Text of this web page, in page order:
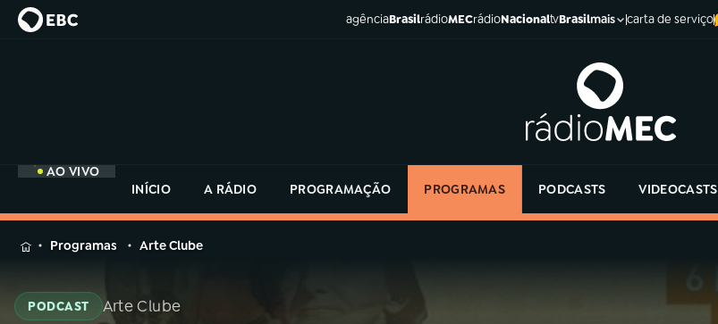
agênciaBrasilrádioMECrádioNacionaltvBrasilmais carta de serviço
AO VIVO
INÍCIO
A RÁDIO PROGRAMAÇÃO PROGRAMAS PODCASTS VIDEOCASTS
MENU
na
Rádio
Programas Arte Clube
PODCAST Arte Clube